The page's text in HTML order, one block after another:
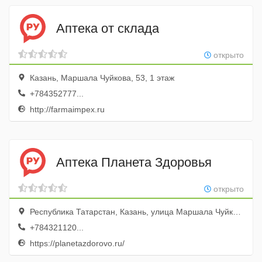
Аптека от склада
открыто
Казань, Маршала Чуйкова, 53, 1 этаж
+784352777...
http://farmaimpex.ru
Аптека Планета Здоровья
открыто
Республика Татарстан, Казань, улица Маршала Чуйкова, 69
+784321120...
https://planetazdorovo.ru/